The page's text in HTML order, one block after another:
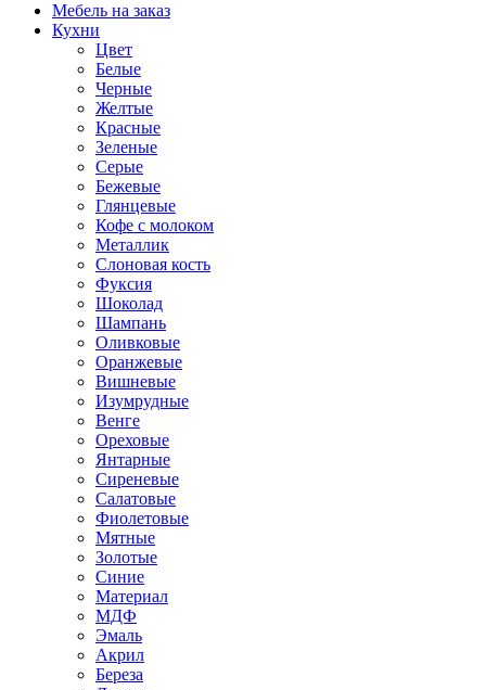
Мебель на заказ
Кухни
Цвет
Белые
Черные
Желтые
Красные
Зеленые
Серые
Бежевые
Глянцевые
Кофе с молоком
Металлик
Слоновая кость
Фуксия
Шоколад
Шампань
Оливковые
Оранжевые
Вишневые
Изумрудные
Венге
Ореховые
Янтарные
Сиреневые
Салатовые
Фиолетовые
Мятные
Золотые
Синие
Материал
МДФ
Эмаль
Акрил
Береза